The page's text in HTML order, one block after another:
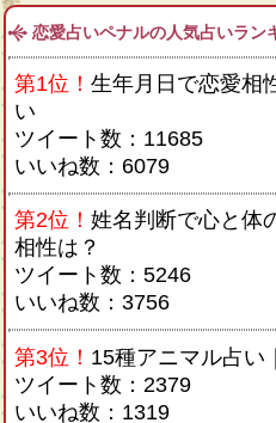
恋愛占いペナルの人気占いラン
第1位！ 生年月日で恋愛相
い
ツイート数：11685
いいね数：6079
第2位！ 姓名判断で心と体
相性は？
ツイート数：5246
いいね数：3756
第3位！ 15種アニマル占い
ツイート数：2379
いいね数：1319